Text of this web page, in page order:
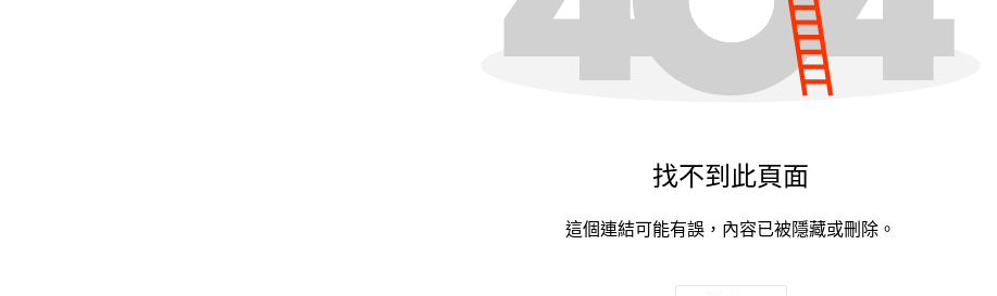
找不到此頁面
這個連結可能有誤，內容已被隱藏或刪除。